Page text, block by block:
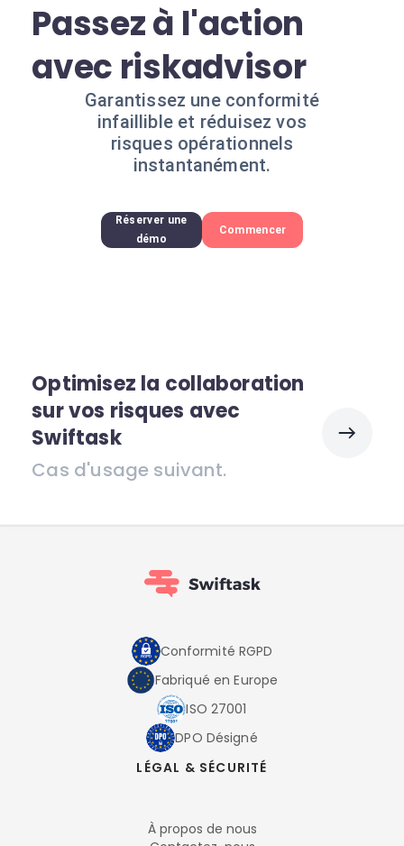
Passez à l'action
avec riskadvisor
Garantissez une conformité
infaillible et réduisez vos
risques opérationnels
instantanément.
Réserver une
démo
Commencer
Optimisez la collaboration
sur vos risques avec
Swiftask
Cas d'usage suivant.
Conformité RGPD
Fabriqué en Europe
ISO 27001
DPO Désigné
LÉGAL & SÉCURITÉ
À propos de nous